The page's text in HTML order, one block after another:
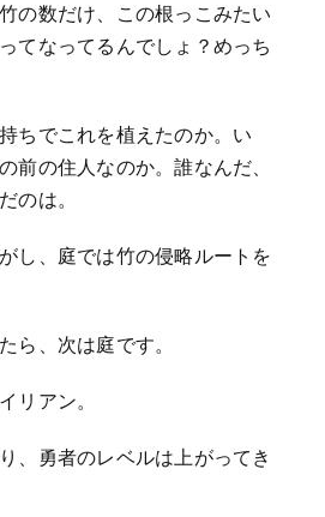
の数だけ、この根っこみたい
てなってるんでしょ？めっち
ちでこれを植えたのか。い
前の住人なのか。誰なんだ、
のは。
し、庭では竹の侵略ルートを
ら、次は庭です。
リアン。
、勇者のレベルは上がってき